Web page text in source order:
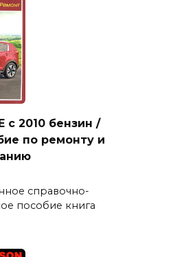
с 2010 бензин /
по ремонту и
справочно-
пособие книга